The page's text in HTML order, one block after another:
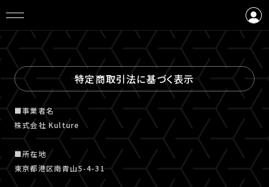
会員登録
特定商取引法に基づく表示
■事業者名
株式会社 Kulture
■所在地
東京都港区南青山5-4-31